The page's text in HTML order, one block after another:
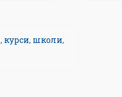
, курси, школи,